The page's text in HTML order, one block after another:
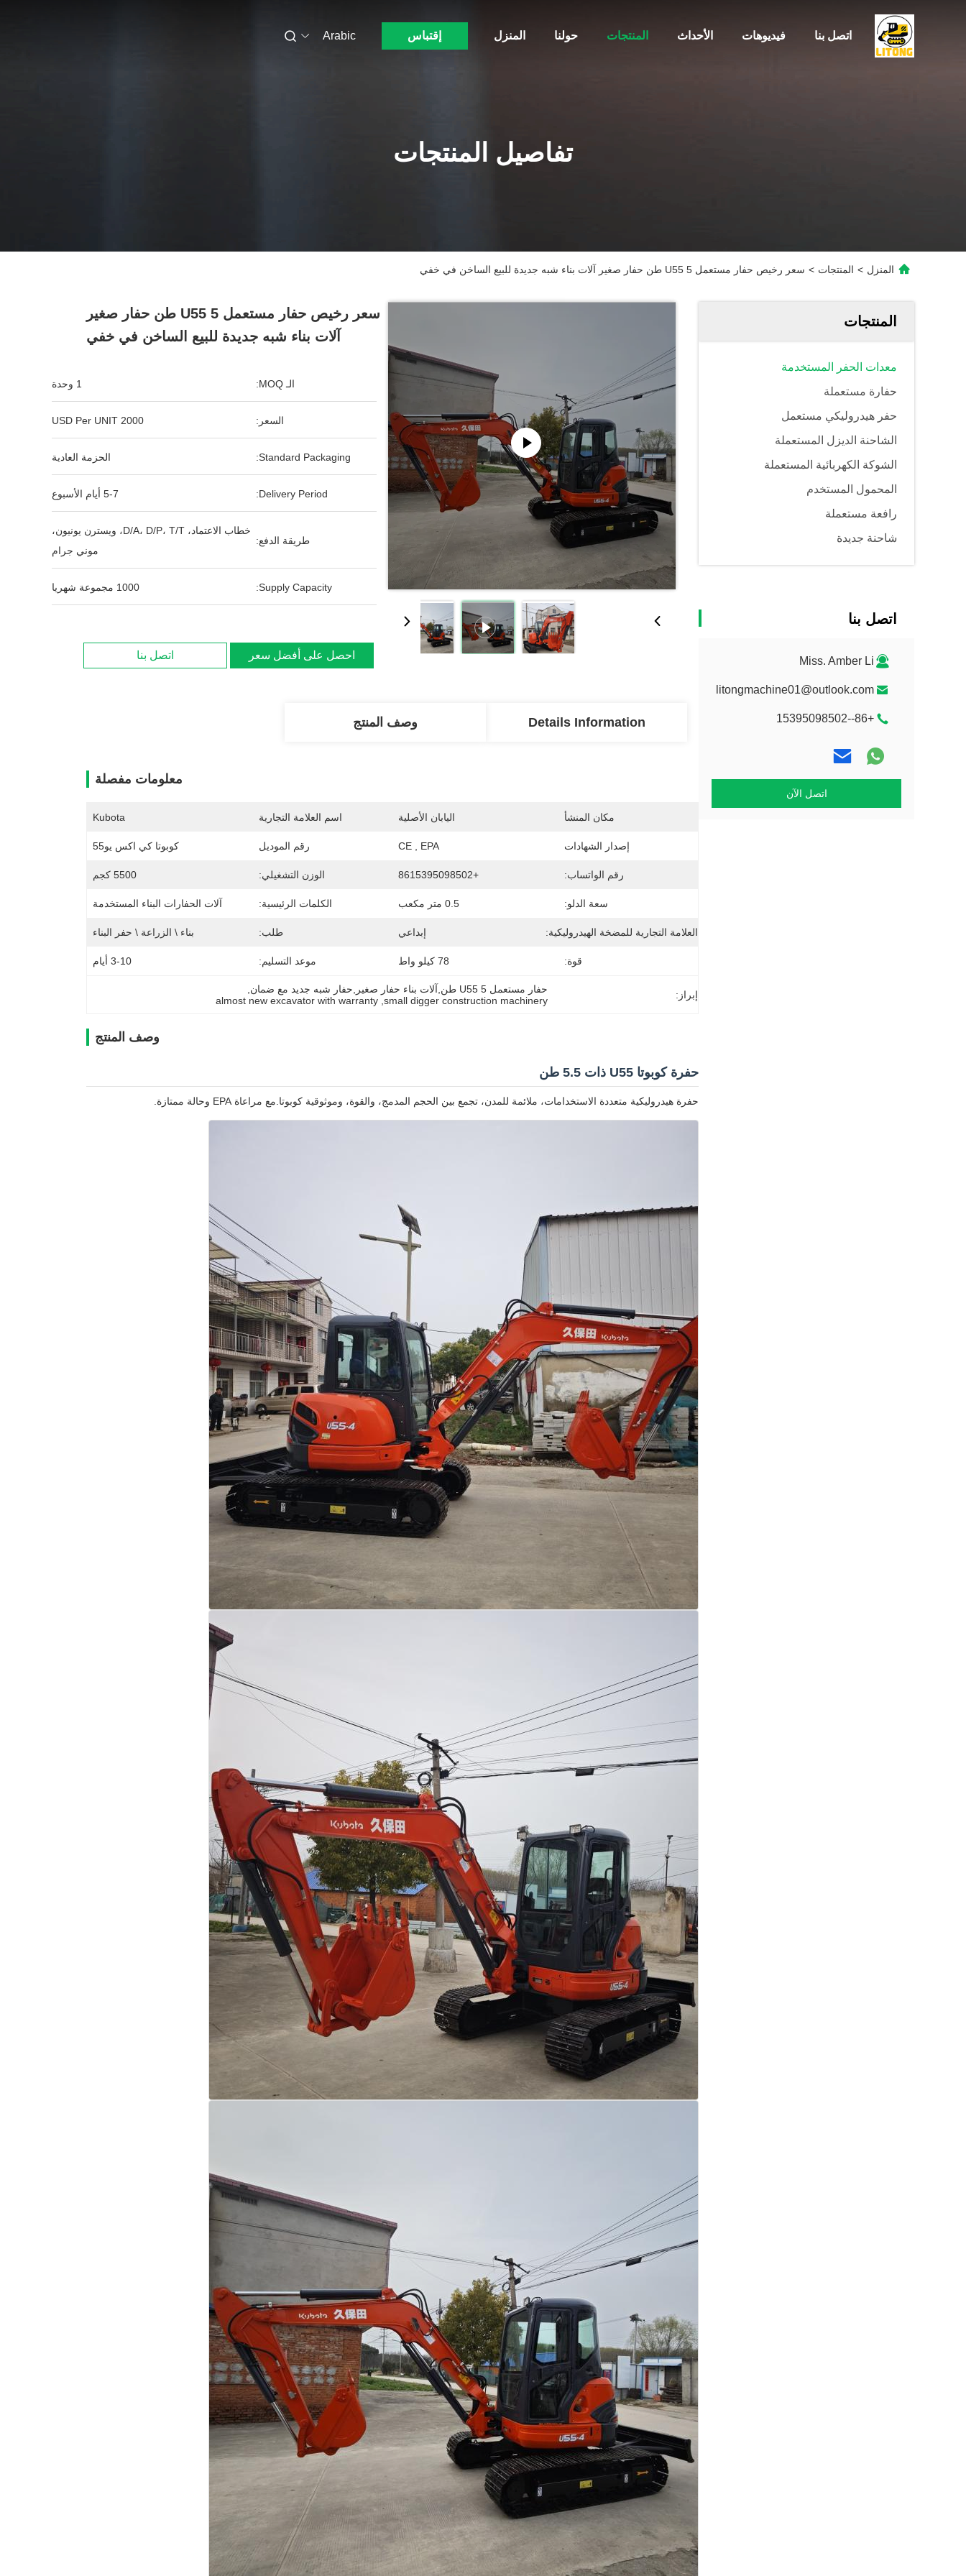
المنزل حولنا المنتجات الأحداث فيديوهات اتصل بنا إقتباس Arabic
تفاصيل المنتجات
المنزل > المنتجات > سعر رخيص حفار مستعمل U55 5 طن حفار صغير آلات بناء شبه جديدة للبيع الساخن في خفي
المنتجات
معدات الحفر المستخدمة
حفارة مستعملة
حفر هيدروليكي مستعمل
الشاحنة الديزل المستعملة
الشوكة الكهربائية المستعملة
المحمول المستخدم
رافعة مستعملة
شاحنة جديدة
اتصل بنا
Miss. Amber Li
litongmachine01@outlook.com
+86--15395098502
اتصل الآن
سعر رخيص حفار مستعمل U55 5 طن حفار صغير
آلات بناء شبه جديدة للبيع الساخن في خفي
الـ MOQ: 1 وحدة
السعر: 2000 USD Per UNIT
Standard Packaging: الحزمة العادية
Delivery Period: 5-7 أيام الأسبوع
طريقة الدفع:
خطاب الاعتماد، D/A، D/P، T/T، ويسترن يونيون،
موني جرام
Supply Capacity: 1000 مجموعة شهريا
احصل على أفضل سعر اتصل بنا
Details Information وصف المنتج
معلومات مفصلة
مكان المنشأ اليابان الأصلية اسم العلامة التجارية Kubota
إصدار الشهادات CE , EPA رقم الموديل كوبوتا كي اكس يو55
رقم الواتساب: +8615395098502 الوزن التشغيلي: 5500 كجم
سعة الدلو: 0.5 متر مكعب الكلمات الرئيسية: آلات الحفارات البناء المستخدمة
العلامة التجارية للمضخة الهيدروليكية: إبداعي طلب: بناء \ الزراعة \ حفر البناء
قوة: 78 كيلو واط موعد التسليم: 3-10 أيام
إبراز: حفار مستعمل U55 5 طن,آلات بناء حفار صغير,حفار شبه جديد مع ضمان
small digger construction machinery
,
almost new excavator with warranty
وصف المنتج
حفرة كوبوتا U55 ذات 5.5 طن
حفرة هيدروليكية متعددة الاستخدامات، ملائمة للمدن، تجمع بين الحجم المدمج، والقوة، وموثوقية كوبوتا.مع مراعاة EPA وحالة ممتازة.